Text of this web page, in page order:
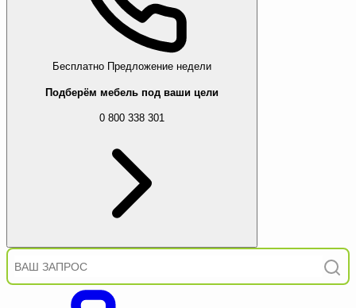
Бесплатно Предложение недели
Подберём мебель под ваши цели
0 800 338 301